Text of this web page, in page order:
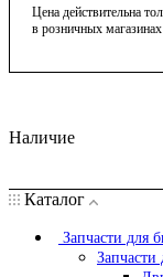
Цена действительна
в розничных магазинах
Наличие
Каталог
Запчасти для
Запчасти